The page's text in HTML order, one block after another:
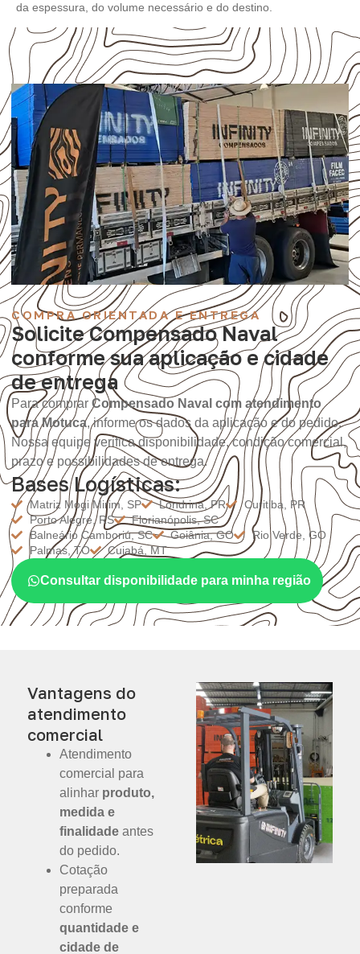
da espessura, do volume necessário e do destino.
COMPRA ORIENTADA E ENTREGA
Solicite Compensado Naval
conforme sua aplicação e cidade
de entrega
Para comprar Compensado Naval com atendimento
para Motuca, informe os dados da aplicação e do pedido.
Nossa equipe verifica disponibilidade, condição comercial,
prazo e possibilidades de entrega.
Bases Logísticas:
Matriz Mogi Mirim, SP Londrina, PR
Curitiba, PR
Porto Alegre, RS
Florianópolis, SC
Balneário Camboriú, SC
Goiânia, GO
Rio Verde, GO
Palmas, TO
Cuiabá, MT
Consultar disponibilidade para minha região
Vantagens do
atendimento
comercial
Atendimento
comercial para
alinhar produto,
medida e
finalidade antes
do pedido.
Cotação
preparada
conforme
quantidade e
cidade de